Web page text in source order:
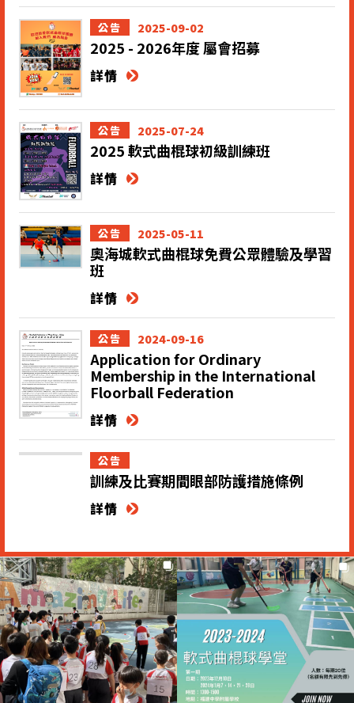
公告 2025-09-02
2025 - 2026年度 屬會招募
詳情
公告 2025-07-24
2025 軟式曲棍球初級訓練班
詳情
公告 2025-05-11
奧海城軟式曲棍球免費公眾體驗及學習
班
詳情
公告 2024-09-16
Application for Ordinary
Membership in the International
Floorball Federation
詳情
公告
訓練及比賽期間眼部防護措施條例
詳情